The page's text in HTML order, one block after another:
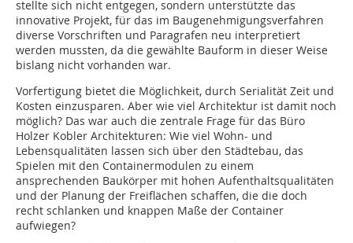
stellte sich nicht entgegen, sondern unterstützte das
innovative Projekt, für das im Baugenehmigungsverfahren
diverse Vorschriften und Paragrafen neu interpretiert
werden mussten, da die gewählte Bauform in dieser Weise
bislang nicht vorhanden war.
Vorfertigung bietet die Möglichkeit, durch Serialität Zeit und
Kosten einzusparen. Aber wie viel Architektur ist damit noch
möglich? Das war auch die zentrale Frage für das Büro
Holzer Kobler Architekturen: Wie viel Wohn- und
Lebensqualitäten lassen sich über den Städtebau, das
Spielen mit den Containermodulen zu einem
ansprechenden Baukörper mit hohen Aufenthaltsqualitäten
und der Planung der Freiflächen schaffen, die die doch
recht schlanken und knappen Maße der Container
aufwiegen?